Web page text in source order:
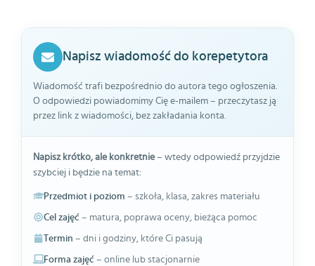
Napisz wiadomość do korepetytora
Wiadomość trafi bezpośrednio do autora tego ogłoszenia.
O odpowiedzi powiadomimy Cię e-mailem – przeczytasz ją
przez link z wiadomości, bez zakładania konta.
Napisz krótko, ale konkretnie– wtedy odpowiedź przyjdzie
szybciej i będzie na temat:
Przedmiot i poziom – szkoła, klasa, zakres materiału
Cel zajęć – matura, poprawa oceny, bieżąca pomoc
Termin – dni i godziny, które Ci pasują
Forma zajęć – online lub stacjonarnie